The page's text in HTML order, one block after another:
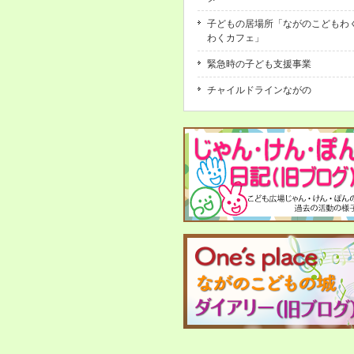
子どもの居場所「ながのこどもわ
わくカフェ」
緊急時の子ども支援事業
チャイルドラインながの